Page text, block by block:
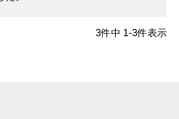
3件中 1-3件表示